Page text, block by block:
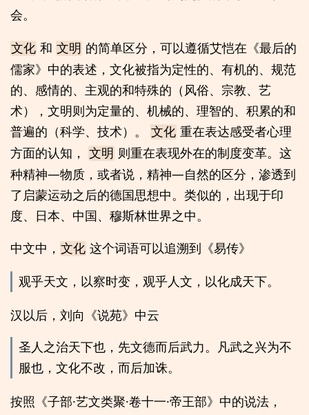
会。
文化 和 文明 的简单区分，可以遵循艾恺在《最后的
儒家》中的表述，文化被指为定性的、有机的、规范
的、感情的、主观的和特殊的（风俗、宗教、艺
术），文明则为定量的、机械的、理智的、积累的和
普遍的（科学、技术）。
文化 重在表达感受者心理
方面的认知，
文明 则重在表现外在的制度变革。这
种精神—物质，或者说，精神—自然的区分，渗透到
了启蒙运动之后的德国思想中。类似的，出现于印
度、日本、中国、穆斯林世界之中。
中文中， 文化 这个词语可以追溯到《易传》
观乎天文，以察时变，观乎人文，以化成天下。
汉以后，刘向《说苑》中云
圣人之治天下也，先文德而后武力。凡武之兴为不
服也，文化不改，而后加诛。
按照《子部·艺文类聚·卷十一·帝王部》中的说法，